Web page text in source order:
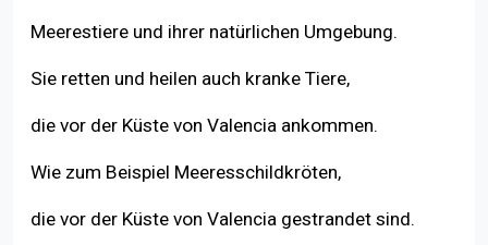
Meerestiere und ihrer natürlichen Umgebung.
Sie retten und heilen auch kranke Tiere,
die vor der Küste von Valencia ankommen.
Wie zum Beispiel Meeresschildkröten,
die vor der Küste von Valencia gestrandet sind.
Zurück zum Index